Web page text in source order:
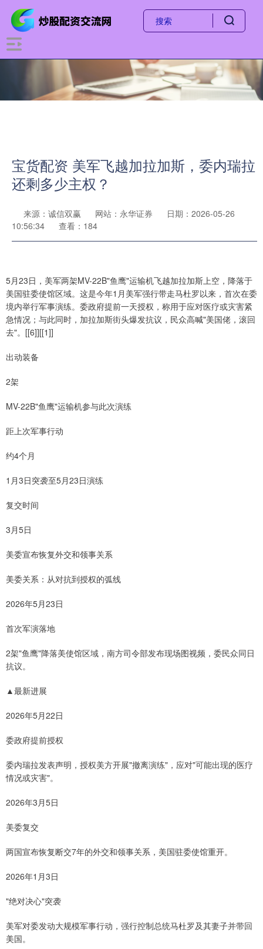
宝货配资 美军飞越加拉加斯，委内瑞拉
还剩多少主权？
来源：诚信双赢 网站：永华证券
日期：2026-05-26
10:56:34
查看：184
5月23日，美军两架MV-22B"鱼鹰"运输机飞越加拉加斯上空，降落于
美国驻委使馆区域。这是今年1月美军强行带走马杜罗以来，首次在委
境内举行军事演练。委政府提前一天授权，称用于应对医疗或灾害紧
急情况；与此同时，加拉加斯街头爆发抗议，民众高喊"美国佬，滚回
去"。[[6]][[1]]
出动装备
2架
MV-22B"鱼鹰"运输机参与此次演练
距上次军事行动
约4个月
1月3日突袭至5月23日演练
复交时间
3月5日
美委宣布恢复外交和领事关系
美委关系：从对抗到授权的弧线
2026年5月23日
首次军演落地
2架"鱼鹰"降落美使馆区域，南方司令部发布现场图视频，委民众同日
抗议。
▲最新进展
2026年5月22日
委政府提前授权
委内瑞拉发表声明，授权美方开展"撤离演练"，应对"可能出现的医疗
情况或灾害"。
2026年3月5日
美委复交
两国宣布恢复断交7年的外交和领事关系，美国驻委使馆重开。
2026年1月3日
"绝对决心"突袭
美军对委发动大规模军事行动，强行控制总统马杜罗及其妻子并带回
美国。